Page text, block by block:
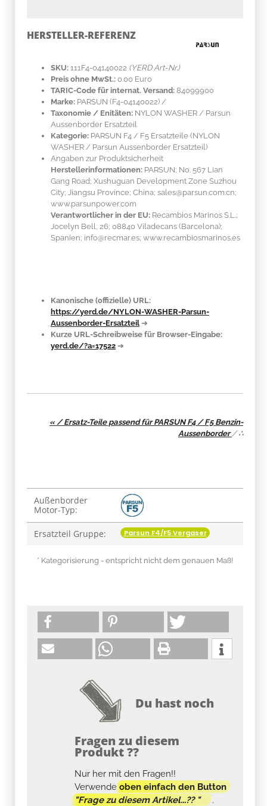
HERSTELLER-REFERENZ
SKU: 111F4-04140022 (YERD Art-Nr.)
Preis ohne MwSt.: 0.00 Euro
TARIC-Code für internat. Versand: 84099900
Marke: PARSUN (F4-04140022) /
Taxonomie / Enitäten: NYLON WASHER / Parsun
Aussenborder Ersatzteil
Kategorie: PARSUN F4 / F5 Ersatzteile (NYLON
WASHER / Parsun Aussenborder Ersatzteil)
Angaben zur Produktsicherheit
Herstellerinformationen: PARSUN; No. 567 Lian
Gang Road; Xushuguan Development Zone Suzhou
City; Jiangsu Province; China; sales@parsun.com.cn;
www.parsunpower.com
Verantwortlicher in der EU: Recambios Marinos S.L.;
Jocelyn Bell, 26; 08840 Viladecans (Barcelona);
Spanien; info@recmar.es; www.recambiosmarinos.es
Kanonische (offizielle) URL:
https://yerd.de/NYLON-WASHER-Parsun-
Aussenborder-Ersatzteil ➔
Kurze URL-Schreibweise für Browser-Eingabe:
yerd.de/?a=17522 ➔
« / Ersatz-Teile passend für PARSUN F4 / F5 Benzin-
Aussenborder/∴
Produkteigenschaft
Wert
Außenborder
Motor-Typ:
Ersatzteil Gruppe: Parsun F4/F5 Vergaser
* Kategorisierung - entspricht nicht dem genauen Maß!
Du hast noch
Fragen zu diesem
Produkt ??
Nur her mit den Fragen!!
Verwendeoben einfach den Button
"Frage zu diesem Artikel...?? "
.